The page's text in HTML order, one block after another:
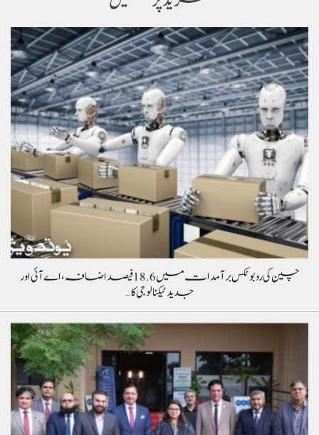
چین کی روبوٹکس برآمدات میں 18.6 فیصد اضافہ، اے آئی اور
جدید ٹیکنالوجی کا…